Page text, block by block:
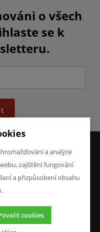
o všech
se k
a analýze
zajištění fungování
a přizpůsobení obsahu
cookies